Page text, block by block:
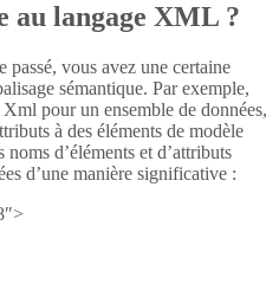
au langage XML ?
vous avez une certaine
sémantique. Par exemple,
pour un ensemble de données,
à des éléments de modèle
d’éléments et d’attributs
d’une manière significative :